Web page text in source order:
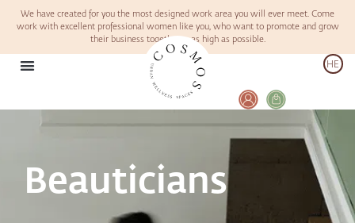
We have created for you the most designed work area you will ever meet. Come
work with excellent professional women like you, who want to promote and grow
their business together – as high as possible.
HE
Beauticians